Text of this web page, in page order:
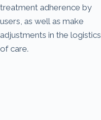
treatment adherence by
users, as well as make
adjustments in the logistics
of care.